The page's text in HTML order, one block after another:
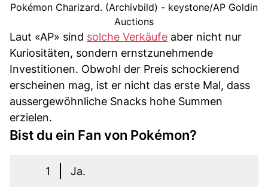
Pokémon Charizard. (Archivbild) - keystone/AP Goldin
Auctions
Laut «AP» sind solche Verkäufe aber nicht nur
Kuriositäten, sondern ernstzunehmende
Investitionen. Obwohl der Preis schockierend
erscheinen mag, ist er nicht das erste Mal, dass
aussergewöhnliche Snacks hohe Summen
erzielen.
Bist du ein Fan von Pokémon?
1 Ja.